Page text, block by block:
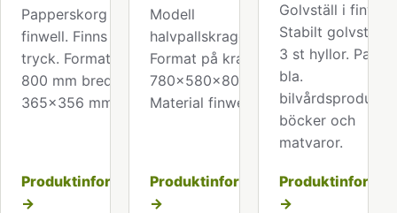
Papperskorg i
finwell. Finns med
tryck. Format höjd
800 mm bredd
365x356 mm.
Produktinformation
→
Modell
halvpallskrage.
Format på kragen
780x580x800mm.
Material finwell.
Produktinformation
→
Golvställ i finwell.
Stabilt golvställ
3 st hyllor.
bla.
böcker och
matvaror.
→